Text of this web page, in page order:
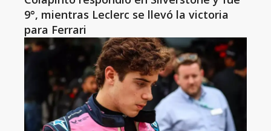
9°, mientras Leclerc se llevó la victoria
para Ferrari